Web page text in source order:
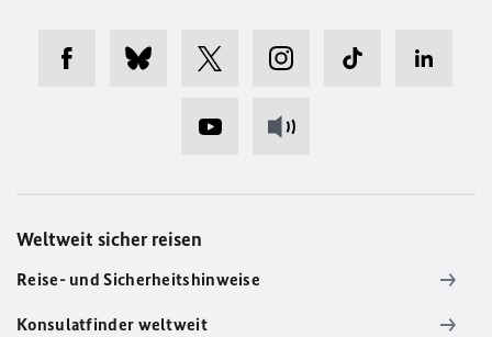
Weltweit sicher reisen
Reise- und Sicherheitshinweise
Konsulatfinder weltweit